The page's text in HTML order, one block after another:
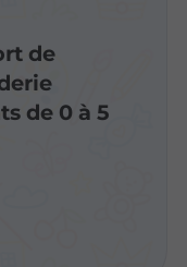
de
de 0 à 5